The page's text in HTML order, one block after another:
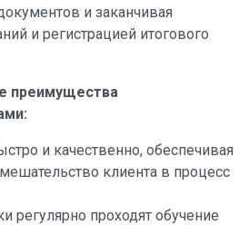
и заканчивая
и регистрацией итогового
преимущества
и качественно, обеспечивая
клиента в процесс
регулярно проходят обучение